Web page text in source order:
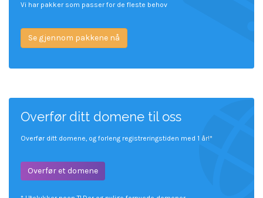
Vi har pakker som passer for de fleste behov
Se gjennom pakkene nå
Overfør ditt domene til oss
Overfør ditt domene, og forleng registreringstiden med 1 år!*
Overfør et domene